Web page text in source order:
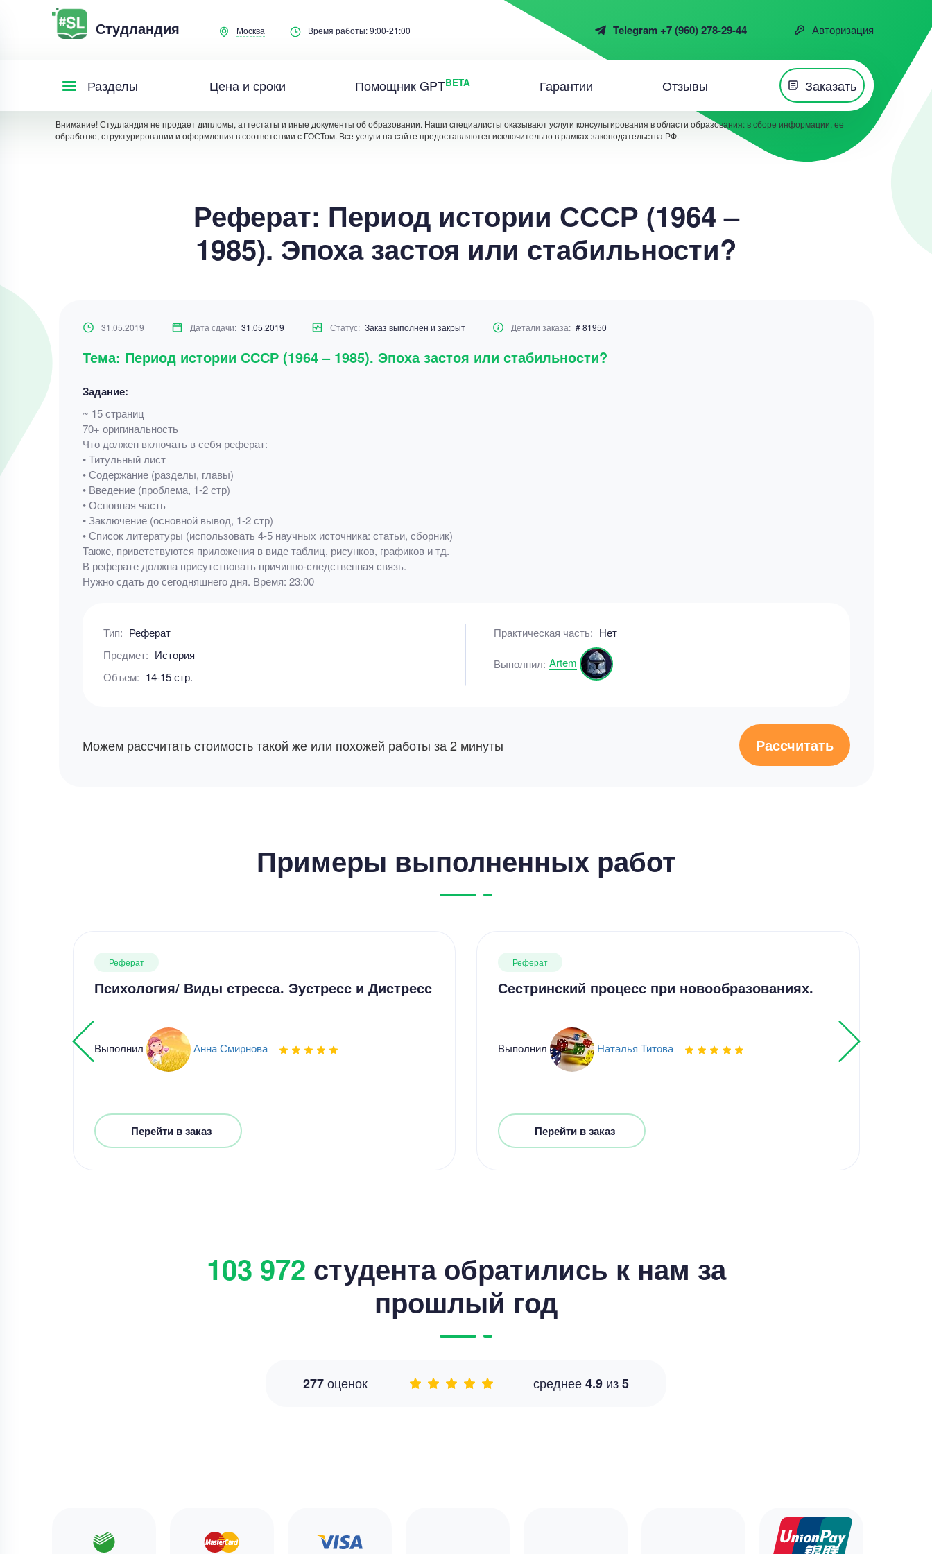
Студландия Москва Время работы: 9:00-21:00 Telegram +7 (960) 278-29-44 Авторизация
Разделы Цена и сроки Помощник GPTBETA Гарантии Отзывы Заказать
Внимание! Студландия не продает дипломы, аттестаты и иные документы об образовании. Наши специалисты оказывают услуги консультирования в области образования: в сборе информации, ее
обработке, структурировании и оформления в соответствии с ГОСТом. Все услуги на сайте предоставляются исключительно в рамках законодательства РФ.
Реферат: Период истории СССР (1964 –
1985). Эпоха застоя или стабильности?
31.05.2019 Дата сдачи: 31.05.2019 Статус: Заказ выполнен и закрыт Детали заказа: # 81950
Тема: Период истории СССР (1964 – 1985). Эпоха застоя или стабильности?
Задание:
~ 15 страниц
70+ оригинальность
Что должен включать в себя реферат:
• Титульный лист
• Содержание (разделы, главы)
• Введение (проблема, 1-2 стр)
• Основная часть
• Заключение (основной вывод, 1-2 стр)
• Список литературы (использовать 4-5 научных источника: статьи, сборник)
Также, приветствуются приложения в виде таблиц, рисунков, графиков и тд.
В реферате должна присутствовать причинно-следственная связь.
Нужно сдать до сегодняшнего дня. Время: 23:00
Тип: Реферат
Предмет: История
Объем: 14-15 стр.
Практическая часть: Нет
Выполнил: Artem
Можем рассчитать стоимость такой же или похожей работы за 2 минуты Рассчитать
Примеры выполненных работ
Реферат
Психология/ Виды стресса. Эустресс и Дистресс
Выполнил Анна Смирнова
Перейти в заказ
Реферат
Сестринский процесс при новообразованиях.
Выполнил Наталья Титова
Перейти в заказ
103 972 студента обратились к нам за
прошлый год
277оценок среднее4.9 из5